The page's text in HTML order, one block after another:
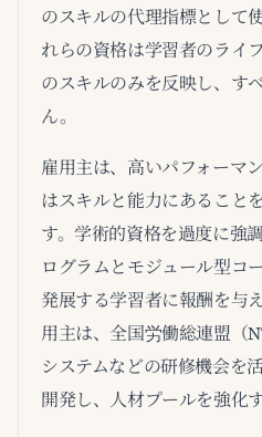
のスキルの代理指標として
れらの資格は学習者のライ
のスキルのみを反映し、す
ん。
雇用主は、高いパフォーマ
はスキルと能力にあること
す。学術的資格を過度に強
ログラムとモジュール型コ
発展する学習者に報酬を与
用主は、全国労働総連盟（
システムなどの研修機会を
開発し、人材プールを強化す